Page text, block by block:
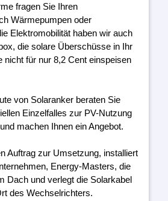
fragen Sie Ihren
Wärmepumpen oder
Elektromobilität haben wir auch
die solare Überschüsse in Ihr
nicht für nur 8,2 Cent einspeisen
von Solaranker beraten Sie
Einzelfalles zur PV-Nutzung
machen Ihnen ein Angebot.
Auftrag zur Umsetzung, installiert
Energy-Masters, die
Dach und verlegt die Solarkabel
des Wechselrichters.